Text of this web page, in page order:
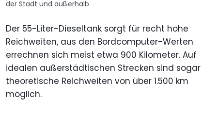
der Stadt und außerhalb
Der 55-Liter-Dieseltank sorgt für recht hohe
Reichweiten, aus den Bordcomputer-Werten
errechnen sich meist etwa 900 Kilometer. Auf
idealen außerstädtischen Strecken sind sogar
theoretische Reichweiten von über 1.500 km
möglich.